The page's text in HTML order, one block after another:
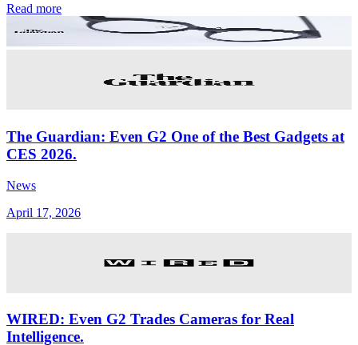
Read more
The Guardian: Even G2 One of the Best Gadgets at
CES 2026.
News
April 17, 2026
WIRED: Even G2 Trades Cameras for Real
Intelligence.